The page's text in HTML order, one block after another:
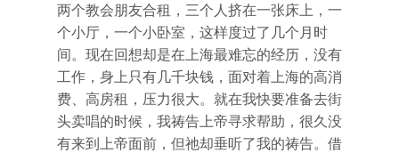
两个教会朋友合租，三个人挤在一张床上，一
个小厅，一个小卧室，这样度过了几个月时
间。现在回想却是在上海最难忘的经历，没有
工作，身上只有几千块钱，面对着上海的高消
费、高房租，压力很大。就在我快要准备去街
头卖唱的时候，我祷告上帝寻求帮助，很久没
有来到上帝面前，但祂却垂听了我的祷告。借